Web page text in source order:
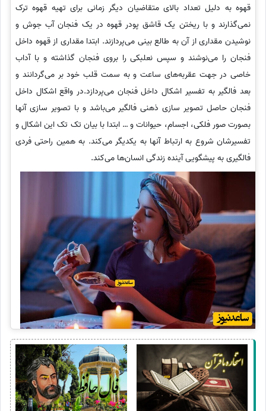
قهوه به دلیل تعداد بالای متقاضیان دیگر زمانی برای تهیه قهوه ترک
نمی‌گذارند و با ریختن یک قاشق پودر قهوه در یک فنجان آب جوش و
نوشیدن مقداری از آن به طالع بینی می‌پردازند. ابتدا مقداری از قهوه داخل
فنجان را می‌نوشند و سپس نعلبکی را بروی فنجان گذاشته و با آداب
خاصی در جهت عقربه‌های ساعت و به سمت قلب خود بر می‌گردانند و
بعد فالگیر به تفسیر اشکال داخل فنجان می‌پردازد.در واقع اشکال داخل
فنجان حاصل تصویر سازی ذهنی فالگیر می‌باشد و با تصویر سازی آنها
بصورت صور فلکی، اجسام، حیوانات و … ابتدا با بیان تک تک این اشکال و
تفسیرشان شروع به ارتباط آنها به یکدیگر می‌کند. به همین راحتی فردی
فالگیری به پیشگویی آینده زندگی انسان‌ها می‌کند.